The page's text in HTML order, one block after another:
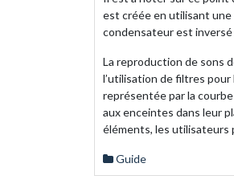
est créée en utilisant une
condensateur est
La reproduction de sons
l’utilisation de filtres
représentée par la
aux enceintes dans leur
éléments, les utilisateurs
Guide